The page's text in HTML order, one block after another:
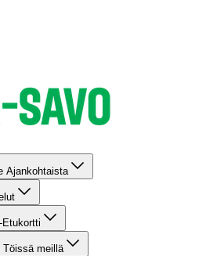
Ajankohtaista
meillä